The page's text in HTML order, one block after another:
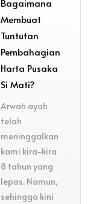
Bagaimana
Membuat
Tuntutan
Pembahagian
Harta Pusaka
Si Mati?
Arwah ayah
telah
meninggalkan
kami kira-kira
8 tahun yang
lepas. Namun,
sehingga kini